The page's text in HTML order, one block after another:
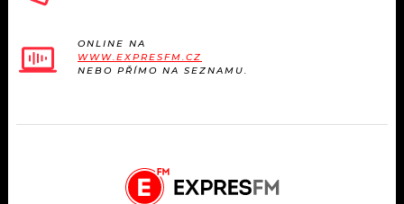
OSTATNÍ
ONLINE NA
WWW.EXPRESFM.CZ
NEBO PŘÍMO NA SEZNAMU.